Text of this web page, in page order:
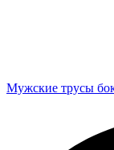
Мужские трусы